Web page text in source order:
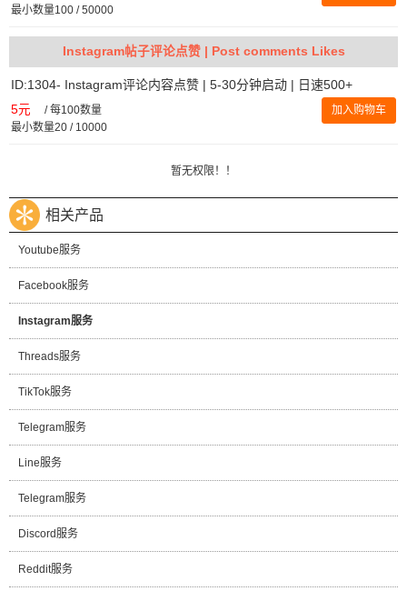
最小数量100 / 50000
Instagram帖子评论点赞 | Post comments Likes
ID:1304- Instagram评论内容点赞 | 5-30分钟启动 | 日速500+
5元 /每100数量
最小数量20 / 10000
加入购物车
暂无权限！！
相关产品
Youtube服务
Facebook服务
Instagram服务
Threads服务
TikTok服务
Telegram服务
Line服务
Telegram服务
Discord服务
Reddit服务